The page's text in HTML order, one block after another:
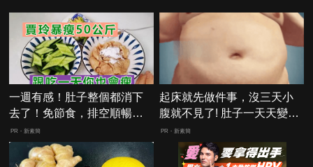
一週有感！肚子整個都消下
去了！免節食，排空順暢就
夠
PR・新素簡
起床就先做件事，沒三天小
腹就不見了! 肚子一天天變
小！
PR・新素簡